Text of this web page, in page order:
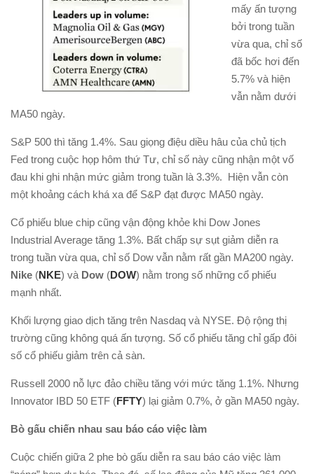
mấy ấn tượng
bởi trong tuần
vừa qua, chỉ số
đã bốc hơi đến
5.7% và hiện
vẫn nằm dưới
MA50 ngày.
S&P 500 thì tăng 1.4%. Sau giọng điệu diều hâu của chủ tịch
Fed trong cuộc họp hôm thứ Tư, chỉ số này cũng nhận một vố
đau khi ghi nhận mức giảm trong tuần là 3.3%. Hiện vẫn còn
một khoảng cách khá xa để S&P đạt được MA50 ngày.
Cổ phiếu blue chip cũng vận động khỏe khi Dow Jones
Industrial Average tăng 1.3%. Bất chấp sự sụt giảm diễn ra
trong tuần vừa qua, chỉ số Dow vẫn nằm rất gần MA200 ngày.
Nike (NKE) và Dow (DOW) nằm trong số những cổ phiếu
mạnh nhất.
Khối lượng giao dịch tăng trên Nasdaq và NYSE. Độ rộng thị
trường cũng không quá ấn tượng. Số cổ phiếu tăng chỉ gấp đôi
số cổ phiếu giảm trên cả sàn.
Russell 2000 nỗ lực đảo chiều tăng với mức tăng 1.1%. Nhưng
Innovator IBD 50 ETF (FFTY) lại giảm 0.7%, ở gần MA50 ngày.
Bò gấu chiến nhau sau báo cáo việc làm
Cuộc chiến giữa 2 phe bò gấu diễn ra sau báo cáo việc làm